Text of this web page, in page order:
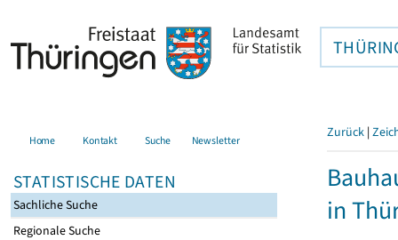
Home Kontakt Suche Newsletter
STATISTISCHE DATEN
Sachliche Suche
Regionale Suche
Zurück |
in